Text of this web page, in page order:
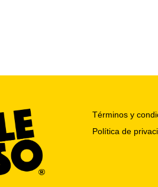
Términos y
Política de